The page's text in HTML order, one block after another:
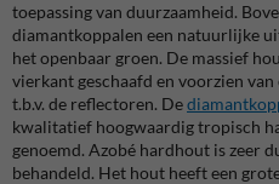
toepassing van duurzaamheid.
diamantkoppalen een natuurlijke
het openbaar groen. De massief
vierkant geschaafd en voorzien
t.b.v. de reflectoren. De
kwalitatief hoogwaardig tropisch
genoemd. Azobé hardhout is zeer
behandeld. Het hout heeft een